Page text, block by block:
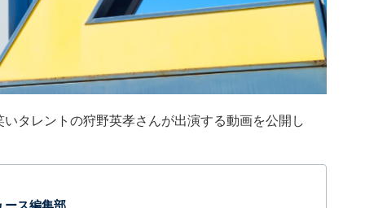
タレントの狩野英孝さんが出演する動画を公開し